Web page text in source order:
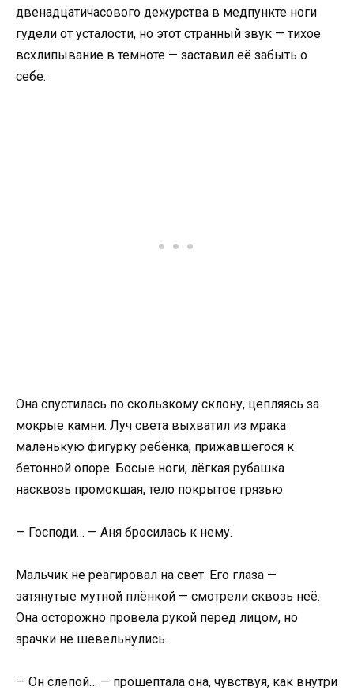
двенадцатичасового дежурства в медпункте ноги
гудели от усталости, но этот странный звук — тихое
всхлипывание в темноте — заставил её забыть о
себе.
Она спустилась по скользкому склону, цепляясь за
мокрые камни. Луч света выхватил из мрака
маленькую фигурку ребёнка, прижавшегося к
бетонной опоре. Босые ноги, лёгкая рубашка
насквозь промокшая, тело покрытое грязью.
— Господи… — Аня бросилась к нему.
Мальчик не реагировал на свет. Его глаза —
затянутые мутной плёнкой — смотрели сквозь неё.
Она осторожно провела рукой перед лицом, но
зрачки не шевельнулись.
— Он слепой… — прошептала она, чувствуя, как внутри